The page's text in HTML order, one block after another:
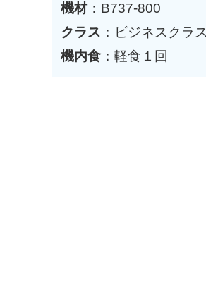
機材：B737-800
クラス ：ビジネスクラス
機内食 ：軽食１回